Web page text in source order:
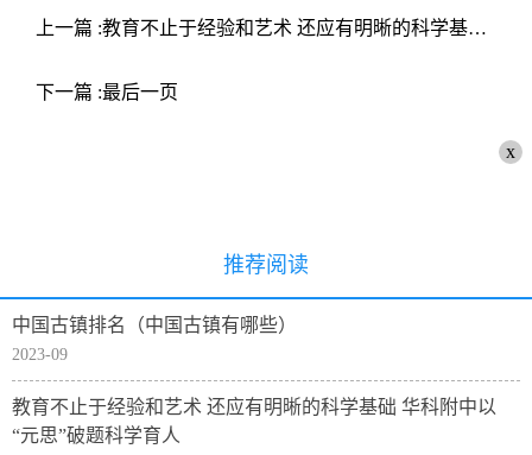
上一篇 :教育不止于经验和艺术 还应有明晰的科学基础 华科附中以“元思”破题科学育人
下一篇 :最后一页
x
推荐阅读
中国古镇排名（中国古镇有哪些）
2023-09
教育不止于经验和艺术 还应有明晰的科学基础 华科附中以
“元思”破题科学育人